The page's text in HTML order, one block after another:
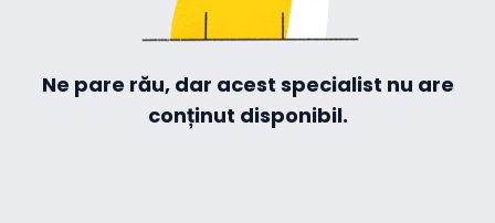
Ne pare rău, dar acest specialist nu are
conținut disponibil.